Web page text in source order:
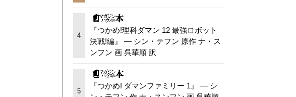
4
『つかめ!理科ダマン 12 最強ロボット
決戦!編』 — シン・テフン 原作 ナ・ス
ンフン 画 呉華順 訳
5
『つかめ! ダマンファミリー 1』 — シ